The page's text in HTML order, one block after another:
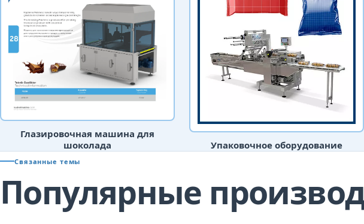
Глазировочная машина для
шоколада
Упаковочное оборудование
Связанные темы
Популярные